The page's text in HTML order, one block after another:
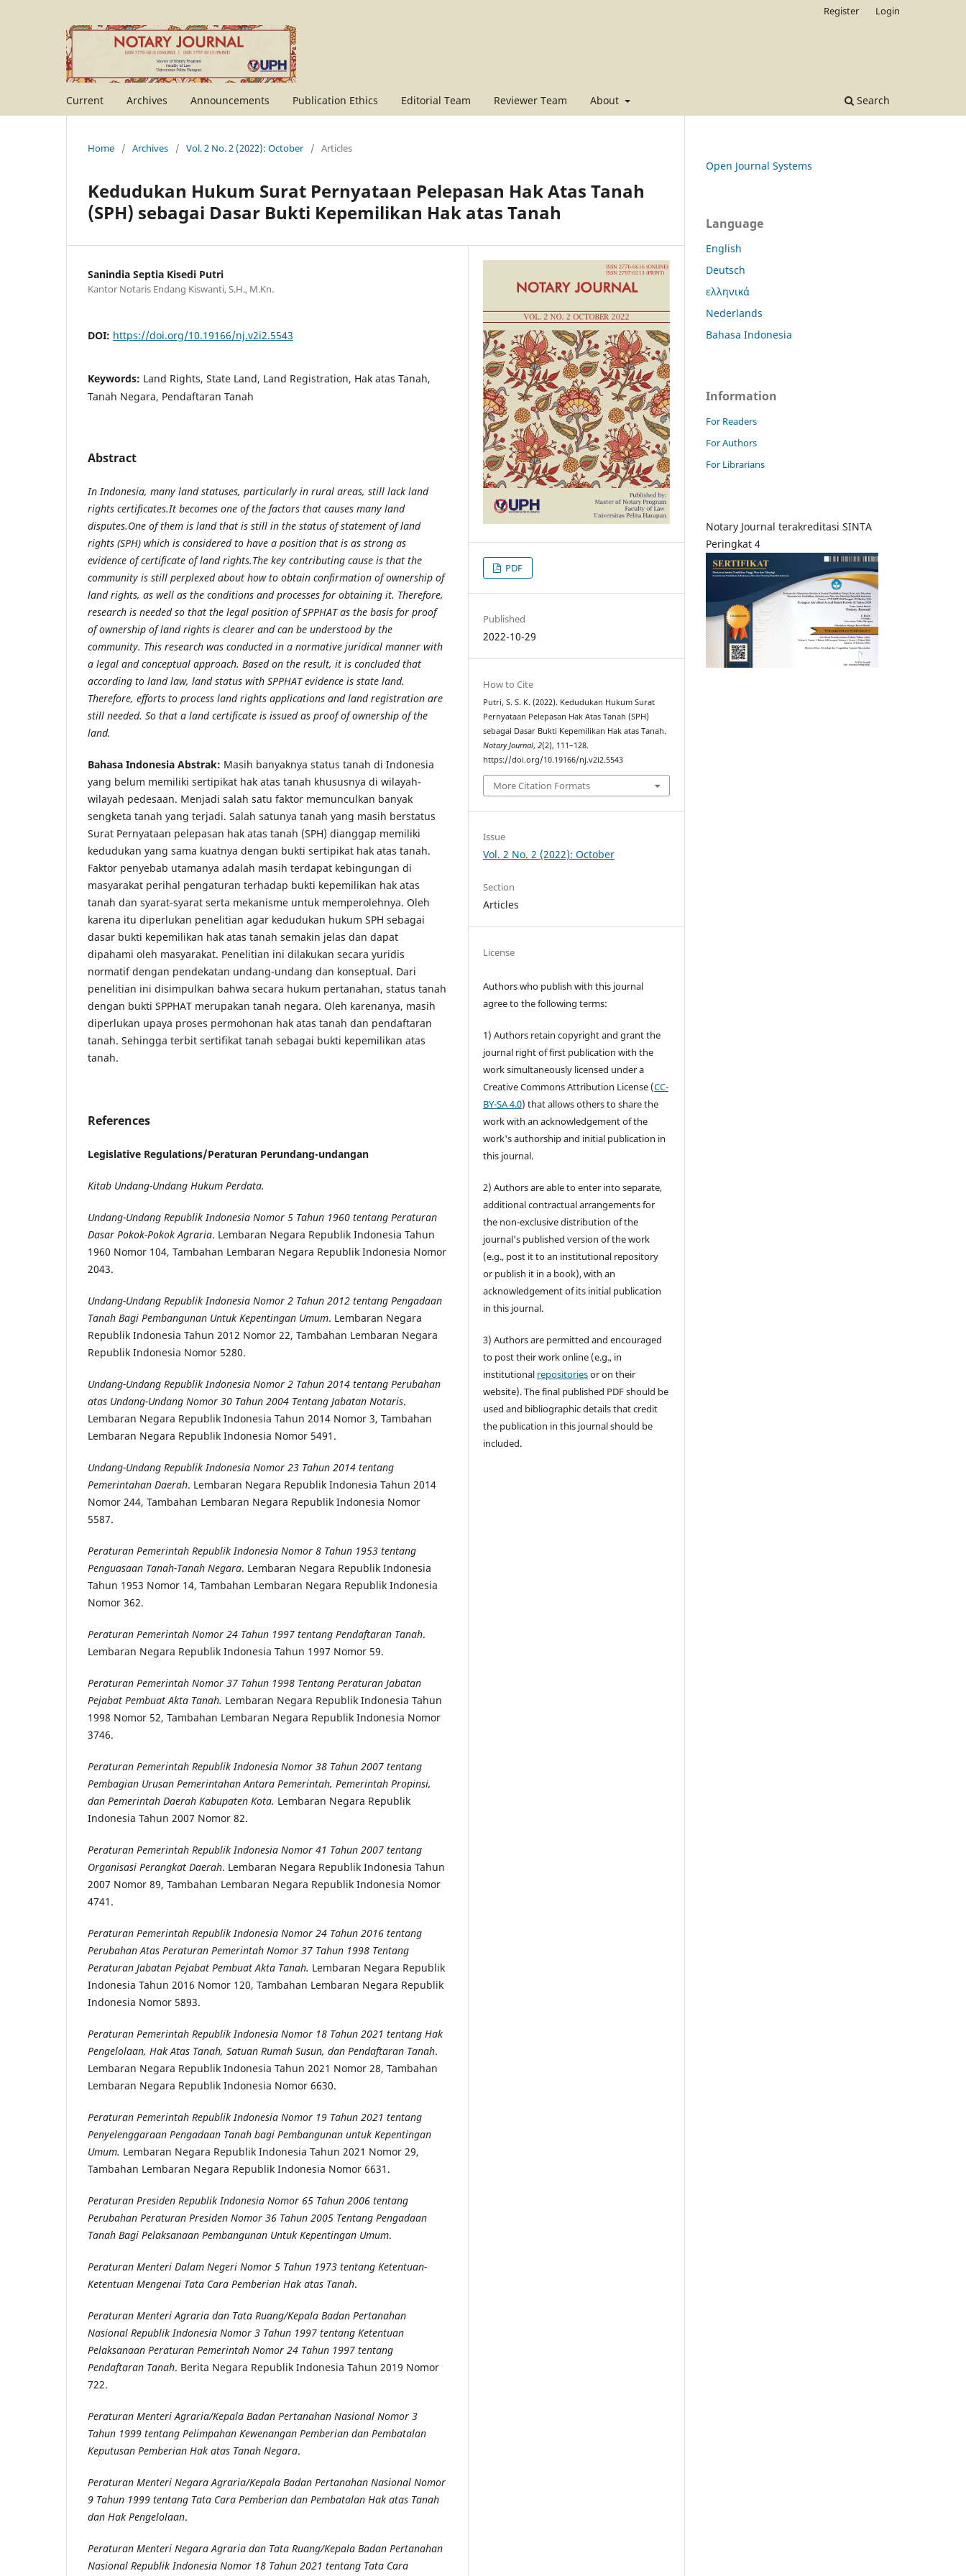
Current Archives Announcements Publication Ethics Editorial Team Reviewer Team About Search
Register Login
Home / Archives / Vol. 2 No. 2 (2022): October / Articles
Kedudukan Hukum Surat Pernyataan Pelepasan Hak Atas Tanah
(SPH) sebagai Dasar Bukti Kepemilikan Hak atas Tanah
Sanindia Septia Kisedi Putri
Kantor Notaris Endang Kiswanti, S.H., M.Kn.
DOI: https://doi.org/10.19166/nj.v2i2.5543
Keywords: Land Rights, State Land, Land Registration, Hak atas Tanah,
Tanah Negara, Pendaftaran Tanah
Abstract
In Indonesia, many land statuses, particularly in rural areas, still lack land
rights certificates.It becomes one of the factors that causes many land
disputes.One of them is land that is still in the status of statement of land
rights (SPH) which is considered to have a position that is as strong as
evidence of certificate of land rights.The key contributing cause is that the
community is still perplexed about how to obtain confirmation of ownership of
land rights, as well as the conditions and processes for obtaining it. Therefore,
research is needed so that the legal position of SPPHAT as the basis for proof
of ownership of land rights is clearer and can be understood by the
community. This research was conducted in a normative juridical manner with
a legal and conceptual approach. Based on the result, it is concluded that
according to land law, land status with SPPHAT evidence is state land.
Therefore, efforts to process land rights applications and land registration are
still needed. So that a land certificate is issued as proof of ownership of the
land.
Bahasa Indonesia Abstrak: Masih banyaknya status tanah di Indonesia
yang belum memiliki sertipikat hak atas tanah khususnya di wilayah-
wilayah pedesaan. Menjadi salah satu faktor memunculkan banyak
sengketa tanah yang terjadi. Salah satunya tanah yang masih berstatus
Surat Pernyataan pelepasan hak atas tanah (SPH) dianggap memiliki
kedudukan yang sama kuatnya dengan bukti sertipikat hak atas tanah.
Faktor penyebab utamanya adalah masih terdapat kebingungan di
masyarakat perihal pengaturan terhadap bukti kepemilikan hak atas
tanah dan syarat-syarat serta mekanisme untuk memperolehnya. Oleh
karena itu diperlukan penelitian agar kedudukan hukum SPH sebagai
dasar bukti kepemilikan hak atas tanah semakin jelas dan dapat
dipahami oleh masyarakat. Penelitian ini dilakukan secara yuridis
normatif dengan pendekatan undang-undang dan konseptual. Dari
penelitian ini disimpulkan bahwa secara hukum pertanahan, status tanah
dengan bukti SPPHAT merupakan tanah negara. Oleh karenanya, masih
diperlukan upaya proses permohonan hak atas tanah dan pendaftaran
tanah. Sehingga terbit sertifikat tanah sebagai bukti kepemilikan atas
tanah.
References
Legislative Regulations/Peraturan Perundang-undangan
Kitab Undang-Undang Hukum Perdata.
Undang-Undang Republik Indonesia Nomor 5 Tahun 1960 tentang Peraturan
Dasar Pokok-Pokok Agraria. Lembaran Negara Republik Indonesia Tahun
1960 Nomor 104, Tambahan Lembaran Negara Republik Indonesia Nomor
2043.
Undang-Undang Republik Indonesia Nomor 2 Tahun 2012 tentang Pengadaan
Tanah Bagi Pembangunan Untuk Kepentingan Umum. Lembaran Negara
Republik Indonesia Tahun 2012 Nomor 22, Tambahan Lembaran Negara
Republik Indonesia Nomor 5280.
Undang-Undang Republik Indonesia Nomor 2 Tahun 2014 tentang Perubahan
atas Undang-Undang Nomor 30 Tahun 2004 Tentang Jabatan Notaris.
Lembaran Negara Republik Indonesia Tahun 2014 Nomor 3, Tambahan
Lembaran Negara Republik Indonesia Nomor 5491.
Undang-Undang Republik Indonesia Nomor 23 Tahun 2014 tentang
Pemerintahan Daerah. Lembaran Negara Republik Indonesia Tahun 2014
Nomor 244, Tambahan Lembaran Negara Republik Indonesia Nomor
5587.
Peraturan Pemerintah Republik Indonesia Nomor 8 Tahun 1953 tentang
Penguasaan Tanah-Tanah Negara. Lembaran Negara Republik Indonesia
Tahun 1953 Nomor 14, Tambahan Lembaran Negara Republik Indonesia
Nomor 362.
Peraturan Pemerintah Nomor 24 Tahun 1997 tentang Pendaftaran Tanah.
Lembaran Negara Republik Indonesia Tahun 1997 Nomor 59.
Peraturan Pemerintah Nomor 37 Tahun 1998 Tentang Peraturan Jabatan
Pejabat Pembuat Akta Tanah. Lembaran Negara Republik Indonesia Tahun
1998 Nomor 52, Tambahan Lembaran Negara Republik Indonesia Nomor
3746.
Peraturan Pemerintah Republik Indonesia Nomor 38 Tahun 2007 tentang
Pembagian Urusan Pemerintahan Antara Pemerintah, Pemerintah Propinsi,
dan Pemerintah Daerah Kabupaten Kota. Lembaran Negara Republik
Indonesia Tahun 2007 Nomor 82.
Peraturan Pemerintah Republik Indonesia Nomor 41 Tahun 2007 tentang
Organisasi Perangkat Daerah. Lembaran Negara Republik Indonesia Tahun
2007 Nomor 89, Tambahan Lembaran Negara Republik Indonesia Nomor
4741.
Peraturan Pemerintah Republik Indonesia Nomor 24 Tahun 2016 tentang
Perubahan Atas Peraturan Pemerintah Nomor 37 Tahun 1998 Tentang
Peraturan Jabatan Pejabat Pembuat Akta Tanah. Lembaran Negara Republik
Indonesia Tahun 2016 Nomor 120, Tambahan Lembaran Negara Republik
Indonesia Nomor 5893.
Peraturan Pemerintah Republik Indonesia Nomor 18 Tahun 2021 tentang Hak
Pengelolaan, Hak Atas Tanah, Satuan Rumah Susun, dan Pendaftaran Tanah.
Lembaran Negara Republik Indonesia Tahun 2021 Nomor 28, Tambahan
Lembaran Negara Republik Indonesia Nomor 6630.
Peraturan Pemerintah Republik Indonesia Nomor 19 Tahun 2021 tentang
Penyelenggaraan Pengadaan Tanah bagi Pembangunan untuk Kepentingan
Umum. Lembaran Negara Republik Indonesia Tahun 2021 Nomor 29,
Tambahan Lembaran Negara Republik Indonesia Nomor 6631.
Peraturan Presiden Republik Indonesia Nomor 65 Tahun 2006 tentang
Perubahan Peraturan Presiden Nomor 36 Tahun 2005 Tentang Pengadaan
Tanah Bagi Pelaksanaan Pembangunan Untuk Kepentingan Umum.
Peraturan Menteri Dalam Negeri Nomor 5 Tahun 1973 tentang Ketentuan-
Ketentuan Mengenai Tata Cara Pemberian Hak atas Tanah.
Peraturan Menteri Agraria dan Tata Ruang/Kepala Badan Pertanahan
Nasional Republik Indonesia Nomor 3 Tahun 1997 tentang Ketentuan
Pelaksanaan Peraturan Pemerintah Nomor 24 Tahun 1997 tentang
Pendaftaran Tanah. Berita Negara Republik Indonesia Tahun 2019 Nomor
722.
Peraturan Menteri Agraria/Kepala Badan Pertanahan Nasional Nomor 3
Tahun 1999 tentang Pelimpahan Kewenangan Pemberian dan Pembatalan
Keputusan Pemberian Hak atas Tanah Negara.
Peraturan Menteri Negara Agraria/Kepala Badan Pertanahan Nasional Nomor
9 Tahun 1999 tentang Tata Cara Pemberian dan Pembatalan Hak atas Tanah
dan Hak Pengelolaan.
Peraturan Menteri Negara Agraria dan Tata Ruang/Kepala Badan Pertanahan
Nasional Republik Indonesia Nomor 18 Tahun 2021 tentang Tata Cara
PDF
Published
2022-10-29
How to Cite
Putri, S. S. K. (2022). Kedudukan Hukum Surat
Pernyataan Pelepasan Hak Atas Tanah (SPH)
sebagai Dasar Bukti Kepemilikan Hak atas Tanah.
Notary Journal,2(2), 111–128.
https://doi.org/10.19166/nj.v2i2.5543
More Citation Formats
Issue
Vol. 2 No. 2 (2022): October
Section
Articles
License
Authors who publish with this journal
agree to the following terms:
1) Authors retain copyright and grant the
journal right of first publication with the
work simultaneously licensed under a
Creative Commons Attribution License (CC-
BY-SA 4.0) that allows others to share the
work with an acknowledgement of the
work's authorship and initial publication in
this journal.
2) Authors are able to enter into separate,
additional contractual arrangements for
the non-exclusive distribution of the
journal's published version of the work
(e.g., post it to an institutional repository
or publish it in a book), with an
acknowledgement of its initial publication
in this journal.
3) Authors are permitted and encouraged
to post their work online (e.g., in
institutional repositoriesor on their
website). The final published PDF should be
used and bibliographic details that credit
the publication in this journal should be
included.
Open Journal Systems
Language
English
Deutsch
ελληνικά
Nederlands
Bahasa Indonesia
Information
For Readers
For Authors
For Librarians
Notary Journal terakreditasi SINTA
Peringkat 4